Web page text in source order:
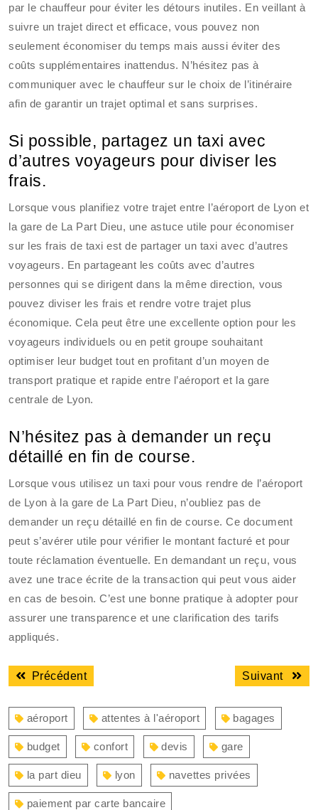
par le chauffeur pour éviter les détours inutiles. En veillant à
suivre un trajet direct et efficace, vous pouvez non
seulement économiser du temps mais aussi éviter des
coûts supplémentaires inattendus. N’hésitez pas à
communiquer avec le chauffeur sur le choix de l’itinéraire
afin de garantir un trajet optimal et sans surprises.
Si possible, partagez un taxi avec
d’autres voyageurs pour diviser les
frais.
Lorsque vous planifiez votre trajet entre l’aéroport de Lyon et
la gare de La Part Dieu, une astuce utile pour économiser
sur les frais de taxi est de partager un taxi avec d’autres
voyageurs. En partageant les coûts avec d’autres
personnes qui se dirigent dans la même direction, vous
pouvez diviser les frais et rendre votre trajet plus
économique. Cela peut être une excellente option pour les
voyageurs individuels ou en petit groupe souhaitant
optimiser leur budget tout en profitant d’un moyen de
transport pratique et rapide entre l’aéroport et la gare
centrale de Lyon.
N’hésitez pas à demander un reçu
détaillé en fin de course.
Lorsque vous utilisez un taxi pour vous rendre de l’aéroport
de Lyon à la gare de La Part Dieu, n’oubliez pas de
demander un reçu détaillé en fin de course. Ce document
peut s’avérer utile pour vérifier le montant facturé et pour
toute réclamation éventuelle. En demandant un reçu, vous
avez une trace écrite de la transaction qui peut vous aider
en cas de besoin. C’est une bonne pratique à adopter pour
assurer une transparence et une clarification des tarifs
appliqués.
Navigation
de
l’article
PrécédentArticle
:
Suivant
aéroport attentes à l'aéroport bagages
budget confort devis gare
la part dieu lyon navettes privées
paiement par carte bancaire